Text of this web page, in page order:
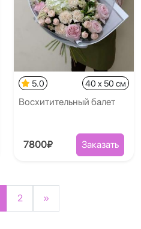
5.0 40 x 50 см
Восхитительный балет
7800₽ Заказать
2 »